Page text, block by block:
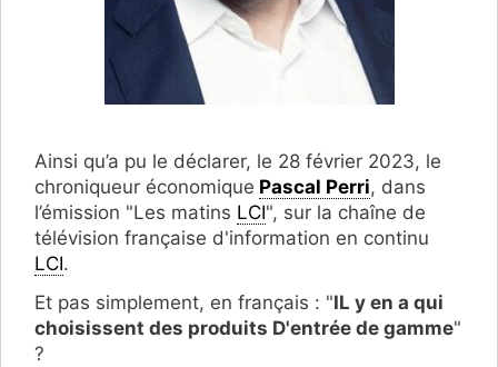
Ainsi qu’a pu le déclarer, le 28 février 2023, le
chroniqueur économique Pascal Perri, dans
l’émission "Les matins LCI", sur la chaîne de
télévision française d'information en continu
LCI.
Et pas simplement, en français : "IL y en a qui
choisissent des produits D'entrée de gamme"
?